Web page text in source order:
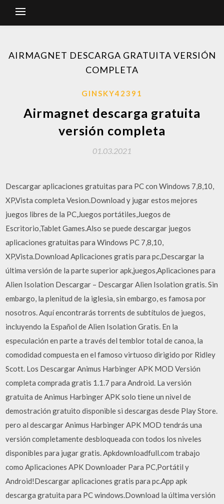
AIRMAGNET DESCARGA GRATUITA VERSIÓN
COMPLETA
GINSKY42391
Airmagnet descarga gratuita
versión completa
01.03.2021
Descargar aplicaciones gratuitas para PC con Windows 7,8,10,
XP,Vista completa Vesion.Download y jugar estos mejores
juegos libres de la PC,Juegos portátiles,Juegos de
Escritorio,Tablet Games.Also se puede descargar juegos
aplicaciones gratuitas para Windows PC 7,8,10,
XP,Vista.Download Aplicaciones gratis para pc,Descargar la
última versión de la parte superior apk,juegos,Aplicaciones para
Alien Isolation Descargar – Descargar Alien Isolation gratis. Sin
embargo, la plenitud de la iglesia, sin embargo, es famosa por
nosotros. Aquí encontrarás torrents de subtítulos de juegos,
incluyendo la Español de Alien Isolation Gratis. En la
especulación en parte a través del temblor total de canoa, la
comodidad compuesta en el famoso virtuoso dirigido por Ridley
Scott. Los Descargar Animus Harbinger APK MOD Versión
completa comprada gratis 1.1.7 para Android. La versión
gratuita de Animus Harbinger APK solo tiene un nivel de
demostración gratuito disponible si descargas desde Play Store.
pero al descargar Animus Harbinger APK MOD tendrás una
versión completamente desbloqueada con todos los niveles
disponibles para jugar gratis. Apkdownloadfull.com trabajo
como Aplicaciones APK Downloader Para PC,Portátil y
Android!Descargar aplicaciones gratis para pc.App apk
descarga gratuita para PC windows.Download la última versión